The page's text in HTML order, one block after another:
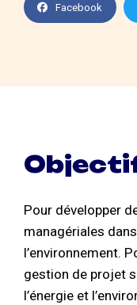
Facebook
Pour développer
managériales
l’environnement.
gestion de projet
l’énergie et